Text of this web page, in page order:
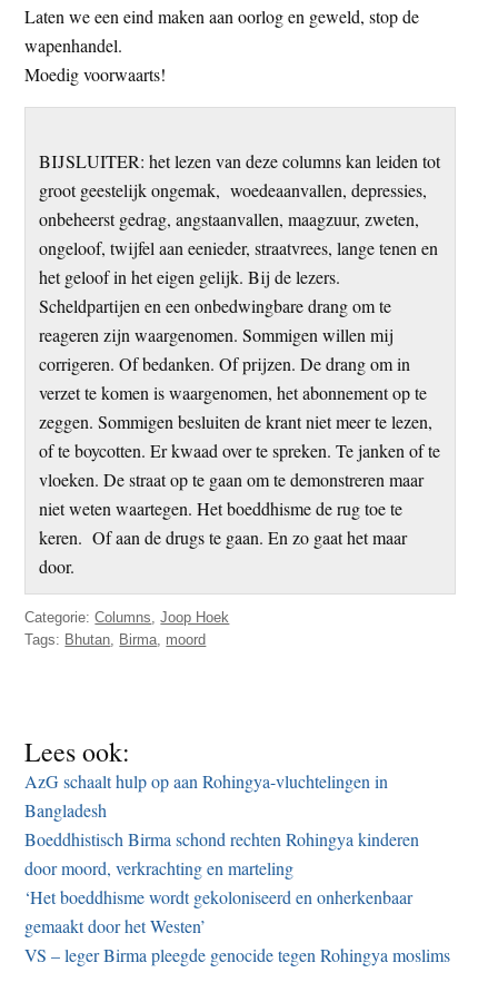
Laten we een eind maken aan oorlog en geweld, stop de
wapenhandel.
Moedig voorwaarts!
BIJSLUITER: het lezen van deze columns kan leiden tot
groot geestelijk ongemak, woedeaanvallen, depressies,
onbeheerst gedrag, angstaanvallen, maagzuur, zweten,
ongeloof, twijfel aan eenieder, straatvrees, lange tenen en
het geloof in het eigen gelijk. Bij de lezers.
Scheldpartijen en een onbedwingbare drang om te
reageren zijn waargenomen. Sommigen willen mij
corrigeren. Of bedanken. Of prijzen. De drang om in
verzet te komen is waargenomen, het abonnement op te
zeggen. Sommigen besluiten de krant niet meer te lezen,
of te boycotten. Er kwaad over te spreken. Te janken of te
vloeken. De straat op te gaan om te demonstreren maar
niet weten waartegen. Het boeddhisme de rug toe te
keren. Of aan de drugs te gaan. En zo gaat het maar
door.
Categorie:Columns,Joop Hoek
Tags: Bhutan, Birma, moord
Lees ook:
AzG schaalt hulp op aan Rohingya-vluchtelingen in
Bangladesh
Boeddhistisch Birma schond rechten Rohingya kinderen
door moord, verkrachting en marteling
‘Het boeddhisme wordt gekoloniseerd en onherkenbaar
gemaakt door het Westen’
VS – leger Birma pleegde genocide tegen Rohingya moslims